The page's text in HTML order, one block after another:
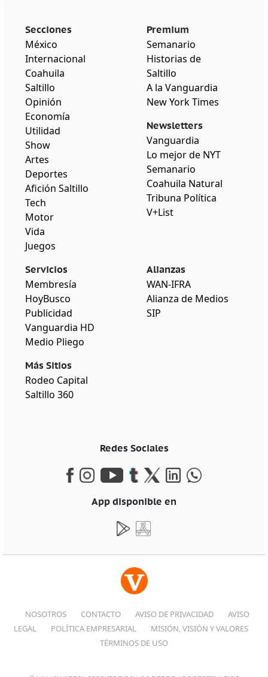
Secciones
México
Internacional
Coahuila
Saltillo
Opinión
Economía
Utilidad
Show
Artes
Deportes
Afición Saltillo
Tech
Motor
Vida
Juegos
Premium
Semanario
Historias de
Saltillo
A la Vanguardia
New York Times
Newsletters
Vanguardia
Lo mejor de NYT
Semanario
Coahuila Natural
Tribuna Política
V+List
Servicios
Membresía
HoyBusco
Publicidad
Vanguardia HD
Medio Pliego
Más Sitios
Rodeo Capital
Saltillo 360
Alianzas
WAN-IFRA
Alianza de Medios
SIP
Redes Sociales
App disponible en
NOSOTROS CONTACTO AVISO DE PRIVACIDAD
AVISO
LEGAL
POLÍTICA EMPRESARIAL
MISIÓN, VISIÓN Y VALORES
TÉRMINOS DE USO